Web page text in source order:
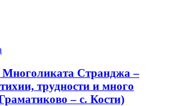
Странджа –
трудности и много
– с. Кости)